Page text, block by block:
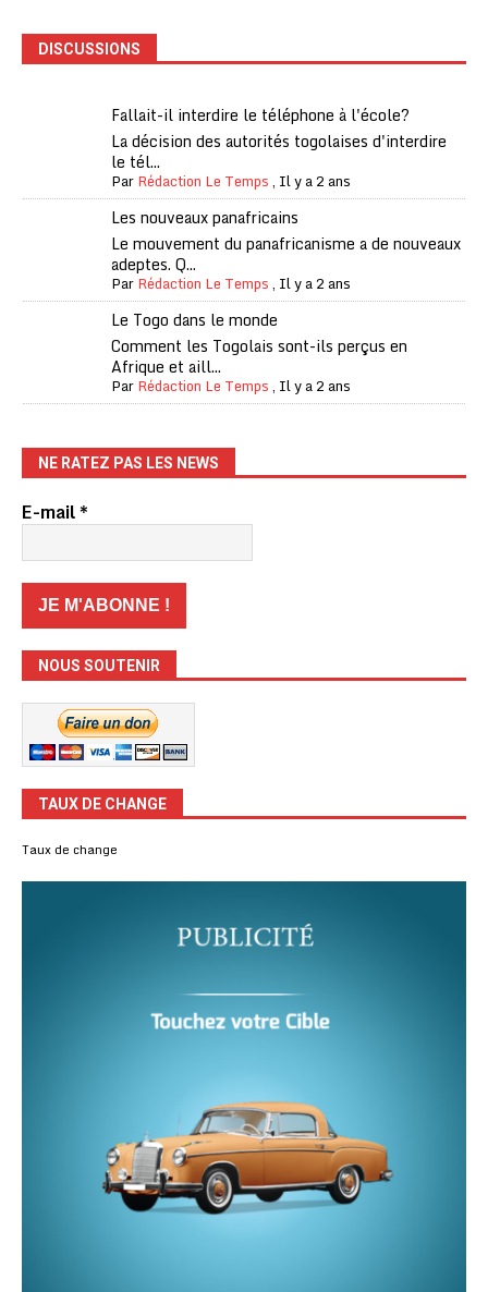
DISCUSSIONS
Fallait-il interdire le téléphone à l'école?
La décision des autorités togolaises d'interdire
le tél...
ParRédaction Le Temps, Il y a 2 ans
Les nouveaux panafricains
Le mouvement du panafricanisme a de nouveaux
adeptes. Q...
ParRédaction Le Temps, Il y a 2 ans
Le Togo dans le monde
Comment les Togolais sont-ils perçus en
Afrique et aill...
ParRédaction Le Temps, Il y a 2 ans
NE RATEZ PAS LES NEWS
E-mail*
NOUS SOUTENIR
TAUX DE CHANGE
Taux de change